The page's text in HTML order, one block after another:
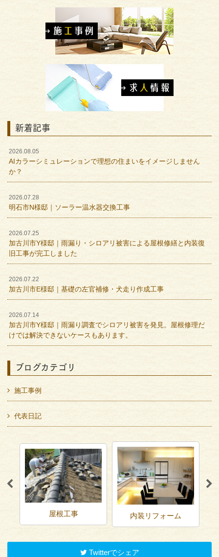
新着記事
2026.08.05
AIカラーシミュレーションで理想の住まいをイメージしません
か？
2026.07.28
明石市N様邸｜ソーラー温水器交換工事
2026.07.25
加古川市Y様邸｜雨漏り・シロアリ被害による屋根修繕と内装復
旧工事が完工しました
2026.07.22
加古川市E様邸｜基礎の左官補修・犬走り作成工事
2026.07.14
加古川市Y様邸｜雨漏り調査でシロアリ被害を発見。屋根修理だ
けでは解決できないケースもあります。
ブログカテゴリ
施工事例
代表日記
屋根工事 内装リフォーム
Twitterでシェア